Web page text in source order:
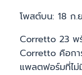
โพสต์บน: 18 ก.
Corretto 23 พ
Corretto คือกา
แพลตฟอร์มที่ไม่